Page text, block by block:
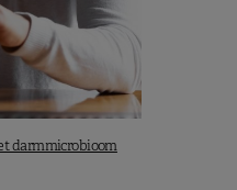
darmmicrobioom